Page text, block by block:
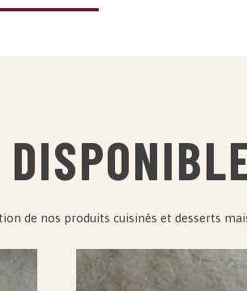
de nos produits cuisinés et desserts